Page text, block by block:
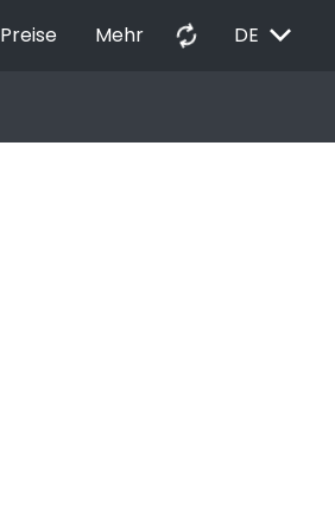
Preise Mehr autorenew DE EXPAND_MORE